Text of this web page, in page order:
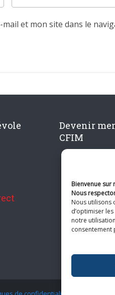
Bienvenue sur
Nous
Nous utilisons
d’optimiser
notre
consentement
et mon site dans le
Devenir
CFIM